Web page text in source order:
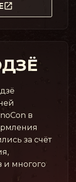
в
за счёт
и многого